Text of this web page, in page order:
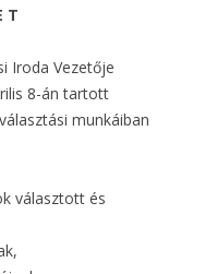
T
Iroda Vezetője
8-án tartott
munkáiban
választott és